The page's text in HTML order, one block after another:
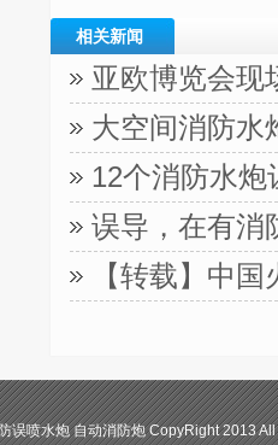
相关新闻
亚欧博览会现
大空间消防水
12个消防水
误导，在有消
【转载】中
误喷水炮 自动消防炮 CopyRight 2013